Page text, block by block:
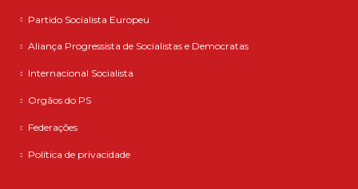
Partido Socialista Europeu
Aliança Progressista de Socialistas e Democratas
Internacional Socialista
Orgãos do PS
Federações
Política de privacidade